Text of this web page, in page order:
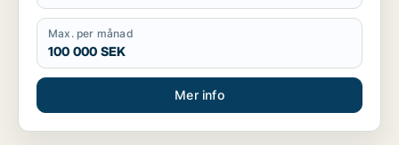
Max. per månad
100 000 SEK
Mer info